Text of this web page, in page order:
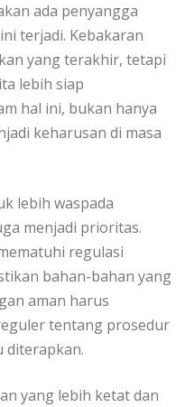
ada penyangga
terjadi. Kebakaran
yang terakhir, tetapi
lebih siap
hal ini, bukan hanya
keharusan di masa
lebih waspada
menjadi prioritas.
regulasi
bahan-bahan yang
aman harus
tentang prosedur
diterapkan.
yang lebih ketat dan